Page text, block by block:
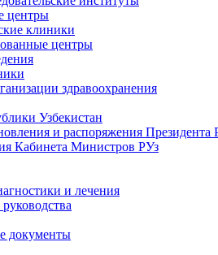
центры
клиники
центры
здравоохранения
Узбекистан
и распоряжения Президента
Кабинета Министров РУз
и лечения
документы